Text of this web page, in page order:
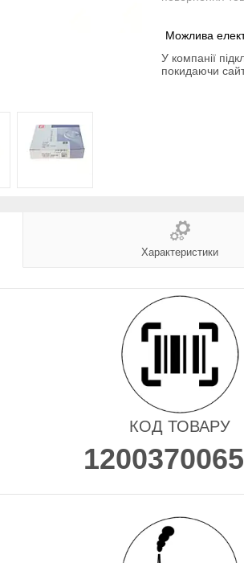
У компанії
покидаючи
Характеристики
КОД ТОВАРУ